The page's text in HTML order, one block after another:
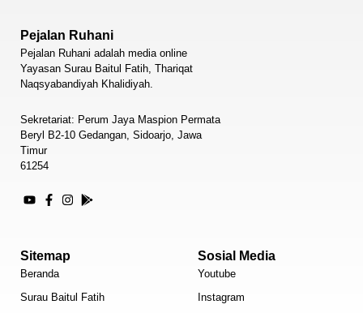
Pejalan Ruhani
Pejalan Ruhani adalah media online
Yayasan Surau Baitul Fatih, Thariqat
Naqsyabandiyah Khalidiyah.
Sekretariat: Perum Jaya Maspion Permata
Beryl B2-10 Gedangan, Sidoarjo, Jawa
Timur
61254
Sitemap
Beranda
Surau Baitul Fatih
Sosial Media
Youtube
Instagram